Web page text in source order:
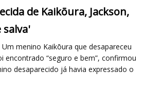
de Kaikōura, Jackson,
salva'
menino Kaikōura que desapareceu
encontrado “seguro e bem”, confirmou
desaparecido já havia expressado o